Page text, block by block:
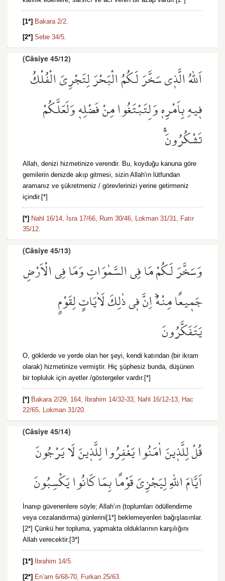
[1*] Bakara 2/2.
[2*] Sebe 34/5.
(Câsiye 45/12)
اَللّٰهُ الَّذ۪ي سَخَّرَ لَكُمُ الْبَحْرَ لِتَجْرِيَ الْفُلْكُ
ف۪يهِ بِاَمْرِه۪ وَلِتَبْتَغُوا مِنْ فَضْلِه۪ وَلَعَلَّكُمْ
تَشْكُرُونَۚ
Allah, denizi hizmetinize verendir. Bu, koyduğu kanuna göre
gemilerin denizde akıp gitmesi, sizin Allah'ın lütfundan
aramanız ve şükretmeniz / görevlerinizi yerine getirmeniz
içindir.[*]
[*] Nahl 16/14, İsra 17/66, Rum 30/46, Lokman 31/31, Fatır
35/12.
(Câsiye 45/13)
وَسَخَّرَ لَكُمْ مَا فِي السَّمٰوَاتِ وَمَا فِي الْاَرْضِ
جَم۪يعًا مِنْهُۜ اِنَّ ف۪ي ذٰلِكَ لَاٰيَاتٍ لِقَوْمٍ
يَتَفَكَّرُونَ
O, göklerde ve yerde olan her şeyi, kendi katından (bir ikram
olarak) hizmetinize vermiştir. Hiç şüphesiz bunda, düşünen
bir topluluk için ayetler /göstergeler vardır.[*]
[*] Bakara 2/29, 164, İbrahim 14/32-33, Nahl 16/12-13, Hac
22/65, Lokman 31/20.
(Câsiye 45/14)
قُلْ لِلَّذ۪ينَ اٰمَنُوا يَغْفِرُوا لِلَّذ۪ينَ لَا يَرْجُونَ
اَيَّامَ اللّٰهِ لِيَجْزِيَ قَوْمًا بِمَا كَانُوا يَكْسِبُونَ
İnanıp güvenenlere söyle; Allah’ın (toplumları ödüllendirme
veya cezalandırma) günlerini[1*] beklemeyenleri bağışlasınlar.
[2*] Çünkü her topluma, yapmakta olduklarının karşılığını
Allah verecektir.[3*]
[1*] İbrahim 14/5.
[2*] En’am 6/68-70, Furkan 25/63.